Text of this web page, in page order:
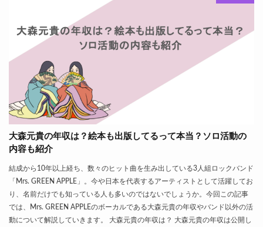
大森元貴の年収は？絵本も出版してるって本当？ソロ活動の
内容も紹介
結成から10年以上経ち、数々のヒット曲を生み出している3人組ロックバンド
「Mrs. GREEN APPLE」。今や日本を代表するアーティストとして活躍してお
り、名前だけでも知っている人も多いのではないでしょうか。今回この記事
では、Mrs. GREEN APPLEのボーカルである大森元貴の年収やバンド以外の活
動について解説していきます。 大森元貴の年収は？ 大森元貴の年収は公開し